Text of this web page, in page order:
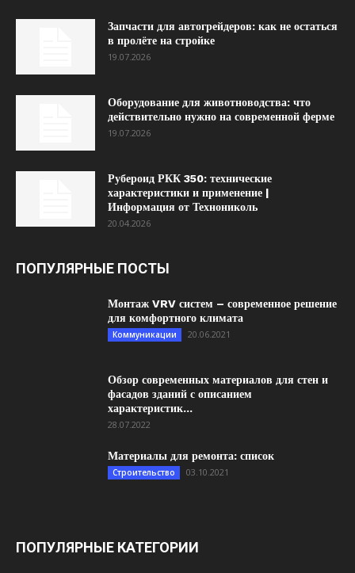
Запчасти для автогрейдеров: как не остаться
в пролёте на стройке
19.07.2026
Оборудование для животноводства: что
действительно нужно на современной ферме
19.07.2026
Рубероид РКК 350: технические
характеристики и применение |
Информация от Технониколь
20.04.2026
ПОПУЛЯРНЫЕ ПОСТЫ
Монтаж VRV систем – современное решение
для комфортного климата
Коммуникации 20.06.2021
Обзор современных материалов для стен и
фасадов зданий с описанием
характеристик...
28.07.2022
Материалы для ремонта: список
Строительство 03.10.2021
ПОПУЛЯРНЫЕ КАТЕГОРИИ